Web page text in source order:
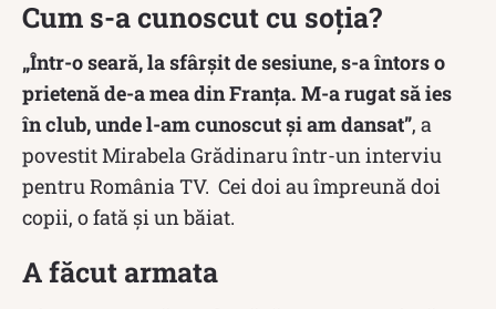
Cum s-a cunoscut cu soția?
„Într-o seară, la sfârșit de sesiune, s-a întors o
prietenă de-a mea din Franța. M-a rugat să ies
în club, unde l-am cunoscut și am dansat”, a
povestit Mirabela Grădinaru într-un interviu
pentru România TV. Cei doi au împreună doi
copii, o fată și un băiat.
A făcut armata